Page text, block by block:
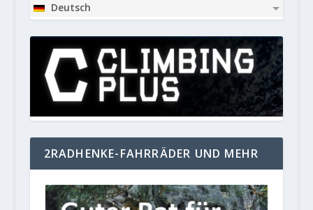
Deutsch
2RADHENKE-FAHRRÄDER UND MEHR